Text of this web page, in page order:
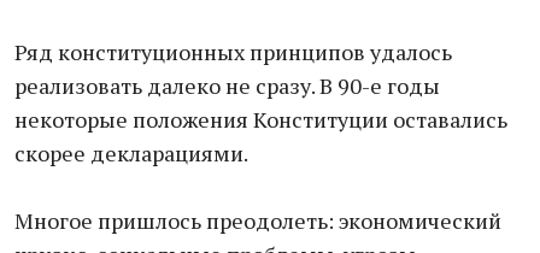
Ряд конституционных принципов удалось
реализовать далеко не сразу. В 90-е годы
некоторые положения Конституции оставались
скорее декларациями.
Многое пришлось преодолеть: экономический